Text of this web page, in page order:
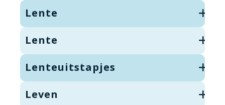
Lente
Lente
Lenteuitstapjes
Leven